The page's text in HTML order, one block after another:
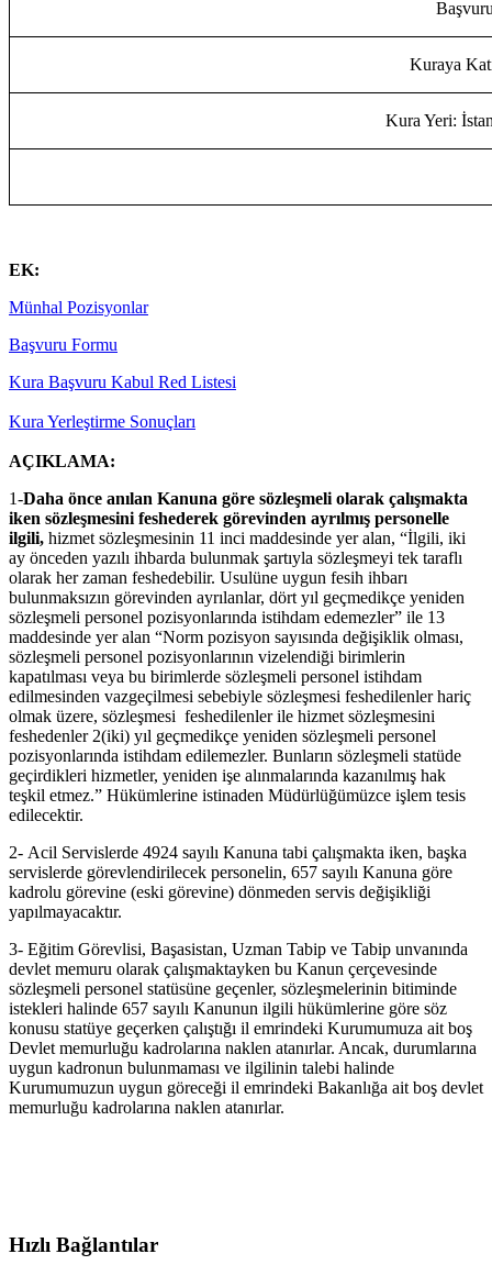
Kuraya
Kura Yeri:
EK:
Münhal Pozisyonlar
Başvuru Formu
Kura Başvuru Kabul Red Listesi
Kura Yerleştirme Sonuçları
AÇIKLAMA:
1-Daha önce anılan Kanuna göre sözleşmeli olarak çalışmakta
iken sözleşmesini feshederek görevinden ayrılmış personelle
ilgili, hizmet sözleşmesinin 11 inci maddesinde yer alan, “İlgili, iki
ay önceden yazılı ihbarda bulunmak şartıyla sözleşmeyi tek taraflı
olarak her zaman feshedebilir. Usulüne uygun fesih ihbarı
bulunmaksızın görevinden ayrılanlar, dört yıl geçmedikçe yeniden
sözleşmeli personel pozisyonlarında istihdam edemezler” ile 13
maddesinde yer alan “Norm pozisyon sayısında değişiklik olması,
sözleşmeli personel pozisyonlarının vizelendiği birimlerin
kapatılması veya bu birimlerde sözleşmeli personel istihdam
edilmesinden vazgeçilmesi sebebiyle sözleşmesi feshedilenler hariç
olmak üzere, sözleşmesi feshedilenler ile hizmet sözleşmesini
feshedenler 2(iki) yıl geçmedikçe yeniden sözleşmeli personel
pozisyonlarında istihdam edilemezler. Bunların sözleşmeli statüde
geçirdikleri hizmetler, yeniden işe alınmalarında kazanılmış hak
teşkil etmez.” Hükümlerine istinaden Müdürlüğümüzce işlem tesis
edilecektir.
2- Acil Servislerde 4924 sayılı Kanuna tabi çalışmakta iken, başka
servislerde görevlendirilecek personelin, 657 sayılı Kanuna göre
kadrolu görevine (eski görevine) dönmeden servis değişikliği
yapılmayacaktır.
3- Eğitim Görevlisi, Başasistan, Uzman Tabip ve Tabip unvanında
devlet memuru olarak çalışmaktayken bu Kanun çerçevesinde
sözleşmeli personel statüsüne geçenler, sözleşmelerinin bitiminde
istekleri halinde 657 sayılı Kanunun ilgili hükümlerine göre söz
konusu statüye geçerken çalıştığı il emrindeki Kurumumuza ait boş
Devlet memurluğu kadrolarına naklen atanırlar. Ancak, durumlarına
uygun kadronun bulunmaması ve ilgilinin talebi halinde
Kurumumuzun uygun göreceği il emrindeki Bakanlığa ait boş devlet
memurluğu kadrolarına naklen atanırlar.
Hızlı Bağlantılar